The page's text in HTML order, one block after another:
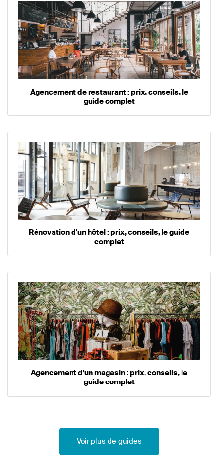
Agencement de restaurant : prix, conseils, le
guide complet
Rénovation d'un hôtel : prix, conseils, le guide
complet
Agencement d'un magasin : prix, conseils, le
guide complet
Voir plus de guides